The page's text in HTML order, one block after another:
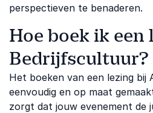
perspectieven te benaderen.
Hoe boek ik een
Bedrijfscultuur?
Het boeken van een lezing bij
eenvoudig en op maat
zorgt dat jouw evenement de